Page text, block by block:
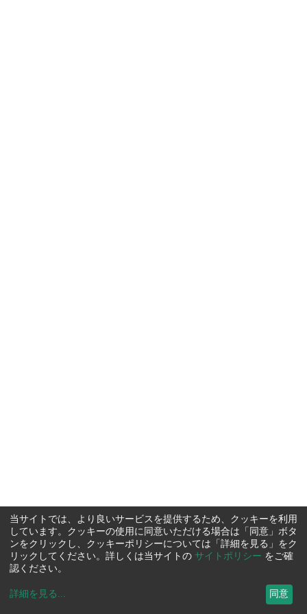
当サイトでは、より良いサービスを提供するため、クッキーを利用
しています。クッキーの使用に同意いただける場合は「同意」ボタ
ンをクリックし、クッキーポリシーについては「詳細を見る」をク
リックしてください。詳しくは当サイトの サイトポリシー をご確
認ください。
詳細を見る ... 同意